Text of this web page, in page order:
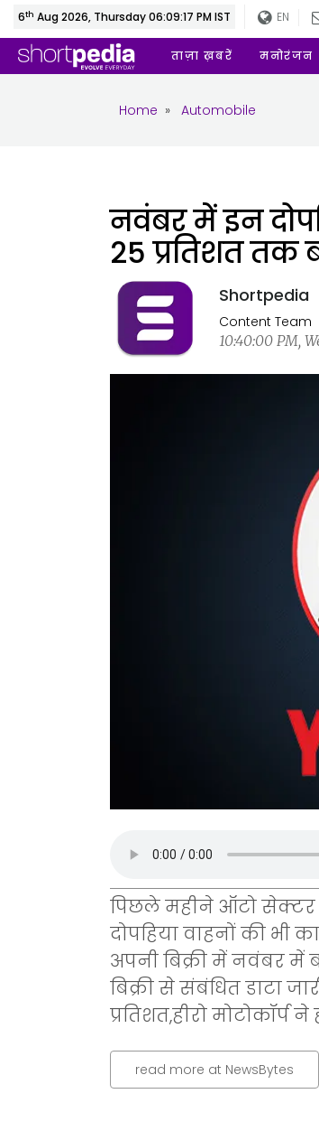
6th Aug 2026, Thursday 06:09:18 PM IST EN
ताज़ा ख़बरें मनोरंजन
Home » Automobile
नवंबर में इन
25 प्रतिशत तक
Shortpedia
Content Team
10:40:00 PM,
पिछले महीने ऑटो सेक्टर
दोपहिया वाहनों की भी
अपनी बिक्री में नवंबर में
बिक्री से संबंधित डाटा
प्रतिशत,हीरो मोटोकॉर्प
read more at NewsBytes